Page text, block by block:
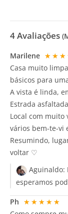
4Avaliações
Marilene
Casa muito
básicos para
A vista é linda,
Estrada
Local com muito
vários bem-te-vi
Resumindo,
voltar ♡
Aguinaldo:
esperamos
Ph ★★★★★